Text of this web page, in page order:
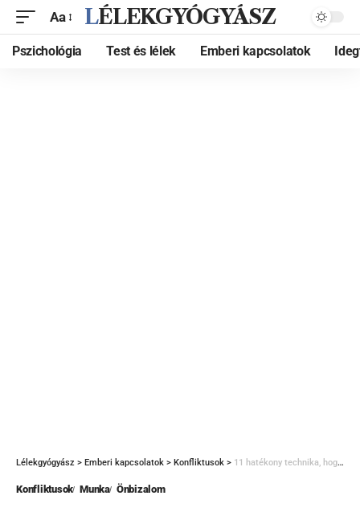
Aa LÉLEKGYÓGYÁSZ
Pszichológia Test és lélek Emberi kapcsolatok
Lélekgyógyász > Emberi kapcsolatok > Konfliktusok > 11 hatékony technika, hogy elkerüld a megaláztatást a munkahelyeden
Konfliktusok Munka Önbizalom